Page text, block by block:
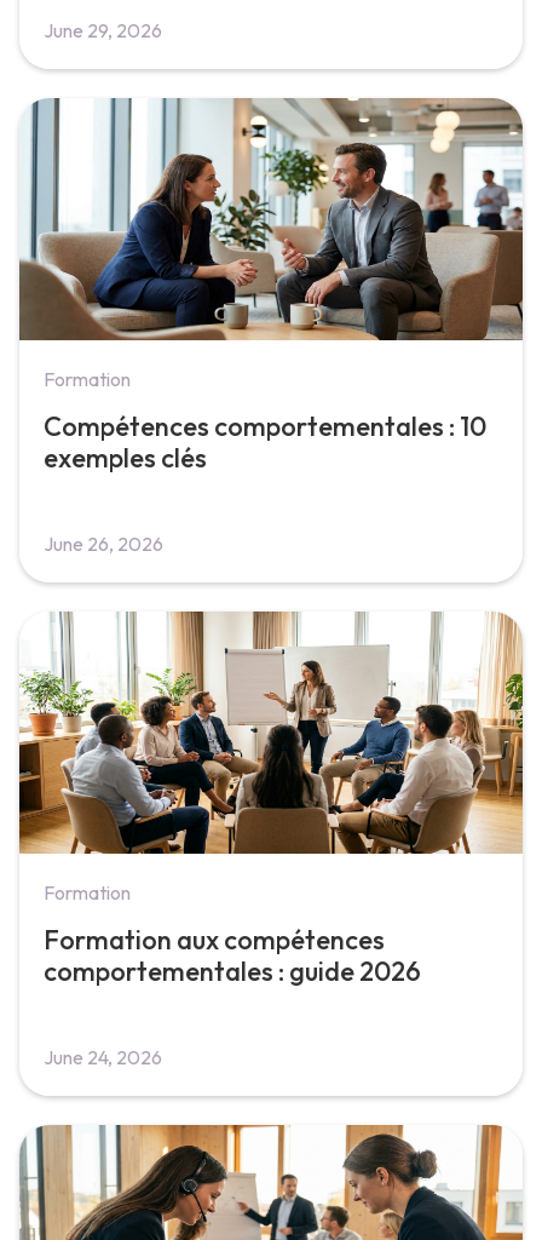
June 29, 2026
Formation
Compétences comportementales : 10
exemples clés
June 26, 2026
Formation
Formation aux compétences
comportementales : guide 2026
June 24, 2026